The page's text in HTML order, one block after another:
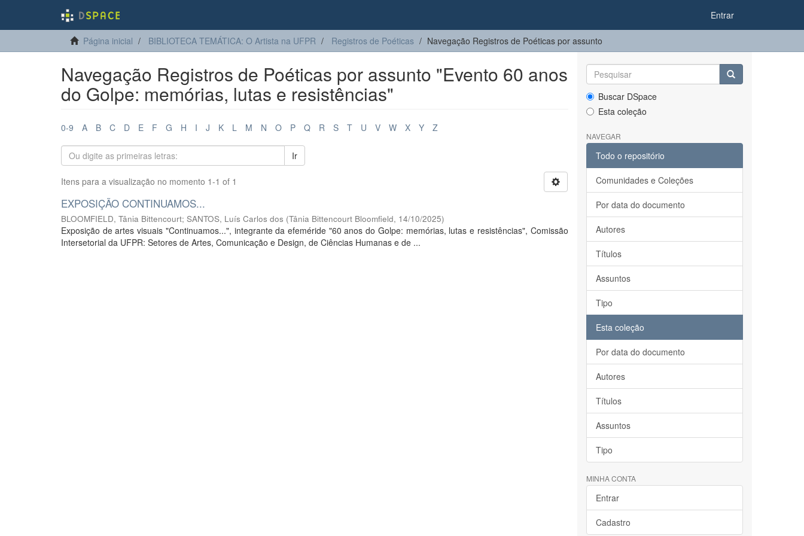
Entrar
Página inicial BIBLIOTECA TEMÁTICA: O Artista na UFPR Registros de Poéticas Navegação Registros de Poéticas por assunto
Navegação Registros de Poéticas por assunto "Evento 60 anos
do Golpe: memórias, lutas e resistências"
0-9 A B C D E F G H I J K L M N O P Q R S T U V W X Y Z
Ir
Itens para a visualização no momento 1-1 of 1
EXPOSIÇÃO CONTINUAMOS...
BLOOMFIELD, Tânia Bittencourt; SANTOS, Luís Carlos dos (Tânia Bittencourt Bloomfield, 14/10/2025)
Exposição de artes visuais "Continuamos...", integrante da efeméride "60 anos do Golpe: memórias, lutas e resistências", Comissão
Intersetorial da UFPR: Setores de Artes, Comunicação e Design, de Ciências Humanas e de ...
Buscar DSpace
Esta coleção
NAVEGAR
Todo o repositório
Comunidades e Coleções
Por data do documento
Autores
Títulos
Assuntos
Tipo
Esta coleção
Por data do documento
Autores
Títulos
Assuntos
Tipo
MINHA CONTA
Entrar
Cadastro